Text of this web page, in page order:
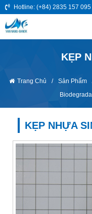
Hotline: (+84) 2835 157 095
KẸP
Trang Chủ / Sản Phẩm
KẸP NHỰA